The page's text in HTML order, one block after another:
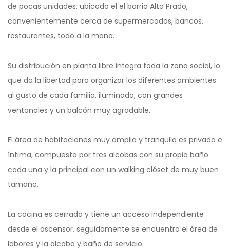
de pocas unidades, ubicado el el barrio Alto Prado,
convenientemente cerca de supermercados, bancos,
restaurantes, todo a la mano.
Su distribución en planta libre integra toda la zona social, lo
que da la libertad para organizar los diferentes ambientes
al gusto de cada familia, iluminado, con grandes
ventanales y un balcón muy agradable.
El área de habitaciones muy amplia y tranquila es privada e
íntima, compuesta por tres alcobas con su propio baño
cada una y la principal con un walking clóset de muy buen
tamaño.
La cocina es cerrada y tiene un acceso independiente
desde el ascensor, seguidamente se encuentra el área de
labores y la alcoba y baño de servicio.